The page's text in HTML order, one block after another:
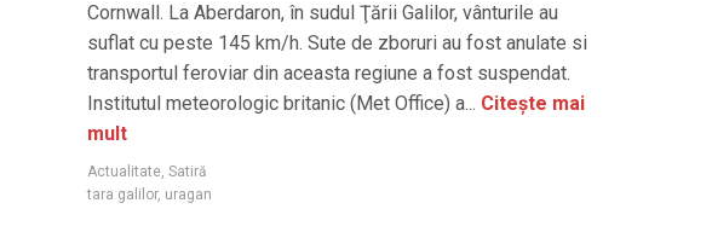
Cornwall. La Aberdaron, în sudul Ţării Galilor, vânturile au
suflat cu peste 145 km/h. Sute de zboruri au fost anulate si
transportul feroviar din aceasta regiune a fost suspendat.
Institutul meteorologic britanic (Met Office) a... Citește mai
mult
Actualitate, Satiră
tara galilor, uragan